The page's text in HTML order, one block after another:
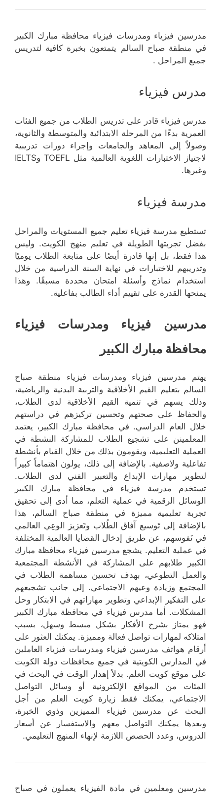
مدرسين فيزياء ومدرسات فيزياء محافظة مبارك الكبير
في منطقة صباح السالم يتمتعون بخبرة كافية لتدريس
جميع المراحل .
مدرس فيزياء
مدرس فيزياء قادر على تدريس الطلاب من جميع الفئات
العمرية بدءًا من المرحلة الابتدائية والمتوسطة والثانوية،
وصولاً إلى المعاهد والجامعات وإجراء دورات تدريبية
لاجتياز الاختبارات اللغوية العالمية مثل TOEFL وIELTS
وغيرها.
مدرسة فيزياء
تستطيع مدرسة فيزياء تعليم جميع المستويات والمراحل
بفضل تجربتها الطويلة في تعليم منهج الكويت. وليس
هذا فقط، بل إنها قادرة أيضًا على متابعة الطلاب يوميًا
وتدريبهم للاختبارات في نهاية السنة الدراسية من خلال
استخدام نماذج وأسئلة امتحان محددة مسبقًا. وهذا
يمنحها القدرة على تقييم أداء الطالب بفاعلية.
مدرسين فيزياء ومدرسات فيزياء
محافظة مبارك الكبير
يهتم مدرسين فيزياء ومدرسات فيزياء منطقة صباح
السالم بتعليم القيم الأخلاقية والتربية البدنية والرياضية،
وذلك يسهم في تنمية القيم الأخلاقية لدى الطلاب،
والحفاظ على صحتهم وتحسين تركيزهم في دراستهم
خلال العام الدراسي. في محافظة مبارك الكبير، يعتمد
المعلمينن على تشجيع الطلاب للمشاركة النشطة في
العملية التعليمية، ويقومون بذلك من خلال القيام بأنشطة
تفاعلية ولاصفية. بالإضافة إلى ذلك، يولون اهتماماً كبيراً
لتطوير مهارات الإبداع والتعبير الفني لدى الطلاب.
تستخدم مدرسة فيزياء في محافظة مبارك الكبير
الوسائل الرقمية في عملية التعلم، مما أدى إلى تحقيق
تجربة تعليمية مميزة في منطقة صباح السالم، هذا
بالإضافة إلى تَوسيع آفاق الطُلاب وتَعزيز الوعِي العالمي
في نَفوسهم، عن طريق إدخال القضايا العالمية المختلفة
في عملية التعليم. يشجع مدرسين فيزياء محافظة مبارك
الكبير طلابهم على المشاركة في الأنشطة المجتمعية
والعمل التطوعي، بهدف تحسين مساهمة الطلاب في
المجتمع وزيادة وعيهم الاجتماعي. إلى جانب تشجيعهم
على التفكير الإبداعي وتطوير مهاراتهم في الابتكار وحل
المشكلات. أما مدرس فيزياء في محافظة مبارك الكبير
فهو يمتاز بشرح الأفكار بشكل مبسط وسهل، بسبب
امتلاكه لمهارات تواصل فعالة ومميزة. يمكنك العثور على
أرقام هواتف مدرسين فيزياء ومدرسات فيزياء العاملين
في المدارس الكويتية في جميع محافظات دولة الكويت
على موقع كويت العلم. بدلاً إهدار الوقت في البحث في
المئات من المواقع الإلكترونية أو وسائل التواصل
الاجتماعي، يمكنك فقط زيارة كويت العلم من أجل
البحث عن مدرسين فيزياء المميزين وذوي الخبرة،
وبعدها يمكنك التواصل معهم والاستفسار عن أسعار
الدروس، وعدد الحصص اللازمة لإنهاء المنهج التعليمي.
مدرسين ومعلمين في مادة الفيزياء يعملون في صباح